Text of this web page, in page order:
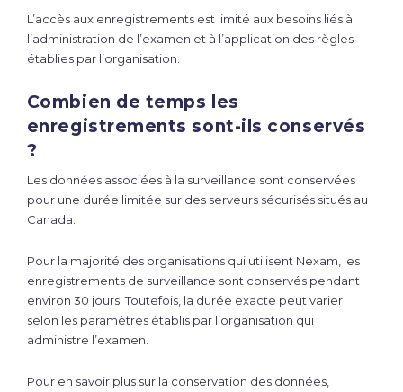
L’accès aux enregistrements est limité aux besoins liés à
l’administration de l’examen et à l’application des règles
établies par l’organisation.
Combien de temps les
enregistrements sont-ils conservés
?
Les données associées à la surveillance sont conservées
pour une durée limitée sur des serveurs sécurisés situés au
Canada.
Pour la majorité des organisations qui utilisent Nexam, les
enregistrements de surveillance sont conservés pendant
environ 30 jours. Toutefois, la durée exacte peut varier
selon les paramètres établis par l’organisation qui
administre l’examen.
Pour en savoir plus sur la conservation des données,